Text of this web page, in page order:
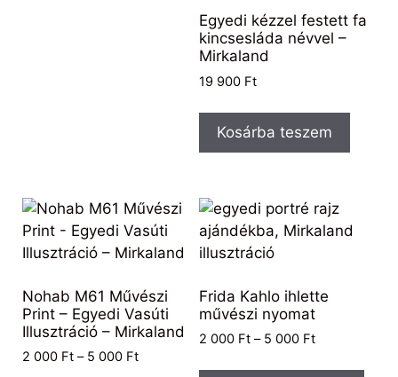
Egyedi kézzel festett fa
kincsesláda névvel –
Mirkaland
19 900 Ft
Kosárba teszem
Nohab M61 Művészi
Print – Egyedi Vasúti
Illusztráció – Mirkaland
2 000 Ft – 5 000 Ft
Frida Kahlo ihlette
művészi nyomat
2 000 Ft – 5 000 Ft